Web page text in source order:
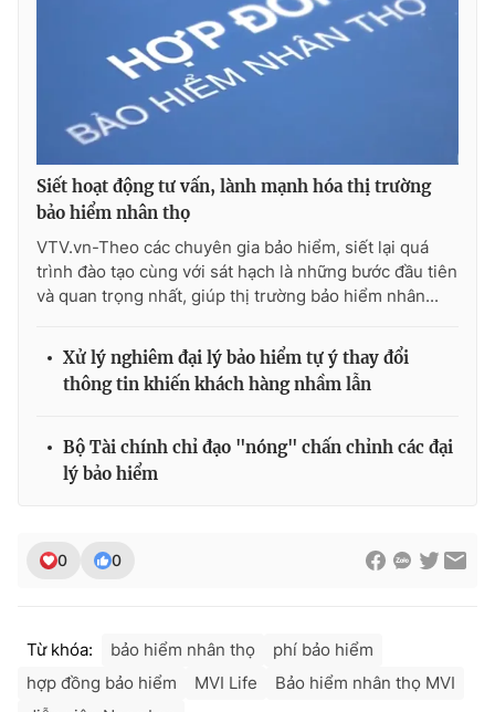
Siết hoạt động tư vấn, lành mạnh hóa thị trường
bảo hiểm nhân thọ
VTV.vn-Theo các chuyên gia bảo hiểm, siết lại quá
trình đào tạo cùng với sát hạch là những bước đầu tiên
và quan trọng nhất, giúp thị trường bảo hiểm nhân...
Xử lý nghiêm đại lý bảo hiểm tự ý thay đổi
thông tin khiến khách hàng nhầm lẫn
Bộ Tài chính chỉ đạo "nóng" chấn chỉnh các đại
lý bảo hiểm
0 0
Từ khóa: bảo hiểm nhân thọ
phí bảo hiểm
hợp đồng bảo hiểm
MVI Life
Bảo hiểm nhân thọ MVI